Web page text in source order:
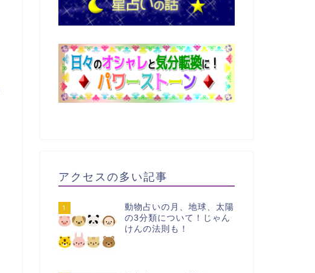
アクセスの多い記事
1
動物占いの月、地球、太陽
の3分類について！じゃん
けんの法則も！